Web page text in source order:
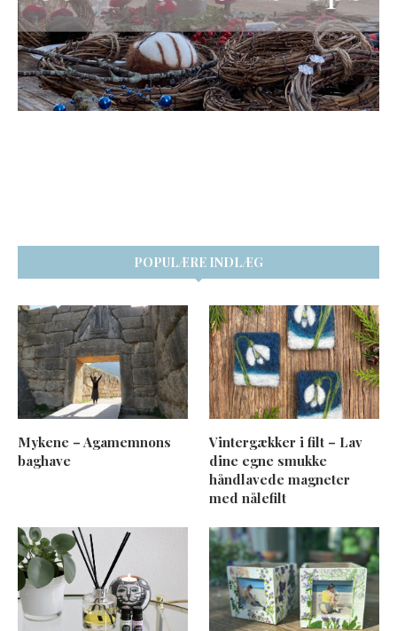
POPULÆRE INDLÆG
Mykene – Agamemnons
baghave
Vintergækker i filt – Lav
dine egne smukke
håndlavede magneter
med nålefilt